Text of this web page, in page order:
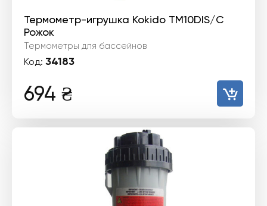
Термометр-игрушка Kokido TM10DIS/C
Рожок
Термометры для бассейнов
Код: 34183
694 ₴